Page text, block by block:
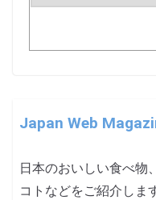
Japan Web
日本のおいしい食べ物
コトなどをご紹介しま